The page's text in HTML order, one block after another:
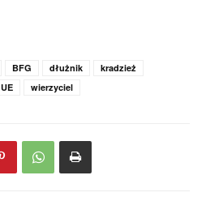
BFG dłużnik
kradzież
UE wierzyciel